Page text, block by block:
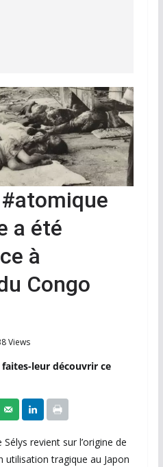
a été
à
Congo
Views
leur découvrir ce
revient sur l’origine de
tragique au Japon